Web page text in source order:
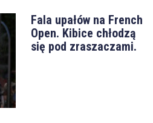
Fala upałów na French
Open. Kibice chłodzą
się pod zraszaczami.